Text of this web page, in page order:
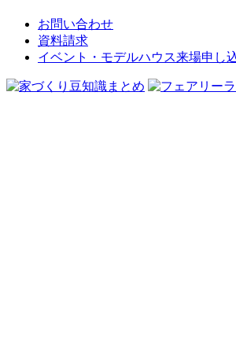
お問い合わせ
資料請求
イベント・モデルハウス来場申し